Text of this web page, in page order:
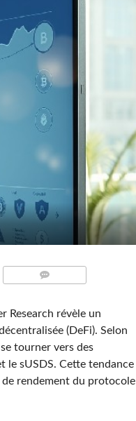
Research révèle un
(DeFi). Selon
tourner vers des
le sUSDS. Cette tendance
rendement du protocole